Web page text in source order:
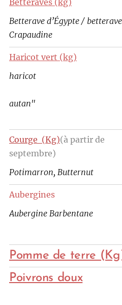
Betterave d’Égypte / betterave
Crapaudine
Haricot vert (kg)
Courge (Kg)(à partir de
septembre)
Potimarron, Butternut
Aubergines
Aubergine Barbentane
Pomme de terre
Poivrons doux